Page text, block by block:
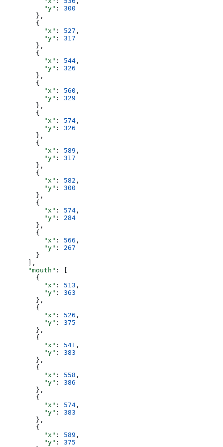
          "y"
: 300
        },
        {
          "x"
: 527 ,
          "y"
: 317
        },
        {
          "x"
: 544 ,
          "y"
: 326
        },
        {
          "x"
: 560 ,
          "y"
: 329
        },
        {
          "x"
: 574 ,
          "y"
: 326
        },
        {
          "x"
: 589 ,
          "y"
: 317
        },
        {
          "x"
: 582 ,
          "y"
: 300
        },
        {
          "x"
: 574 ,
          "y"
: 284
        },
        {
          "x"
: 566 ,
          "y"
: 267
        }
      ],
      "mouth"
: [
        {
          "x"
: 513 ,
          "y"
: 363
        },
        {
          "x"
: 526 ,
          "y"
: 375
        },
        {
          "x"
: 541 ,
          "y"
: 383
        },
        {
          "x"
: 558 ,
          "y"
: 386
        },
        {
          "x"
: 574 ,
          "y"
: 383
        },
        {
          "x"
: 589 ,
          "y"
: 375